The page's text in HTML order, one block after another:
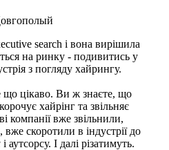
search і вона вирішила
на ринку - подивитись у
з погляду хайрингу.
що цікаво. Ви ж знаєте, що
хайрінг та звільняє
вже звільнили,
скоротили в індустрії до
аутсорсу. І далі різатимуть.